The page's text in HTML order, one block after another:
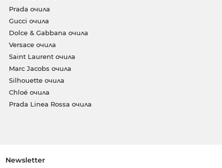
Prada очила
Gucci очила
Dolce & Gabbana очила
Versace очила
Saint Laurent очила
Marc Jacobs очила
Silhouette очила
Chloé очила
Prada Linea Rossa очила
Newsletter